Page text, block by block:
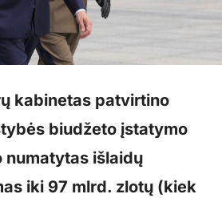
kabinetas patvirtino
biudžeto įstatymo
numatytas išlaidų
iki 97 mlrd. zlotų (kiek